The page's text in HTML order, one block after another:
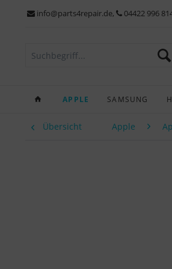
info@parts4repair.de, 04422 996
APPLE SAMSUNG
Übersicht Apple